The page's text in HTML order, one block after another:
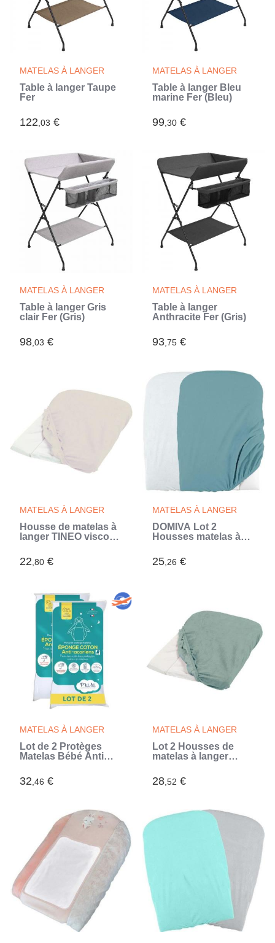
MATELAS À LANGER
Table à langer Taupe
Fer
122,03 €
MATELAS À LANGER
Table à langer Bleu
marine Fer (Bleu)
99,30 €
MATELAS À LANGER
Table à langer Gris
clair Fer (Gris)
98,03 €
MATELAS À LANGER
Table à langer
Anthracite Fer (Gris)
93,75 €
MATELAS À LANGER
Housse de matelas à
langer TINEO viscose
22,80 €
MATELAS À LANGER
DOMIVA Lot 2
Housses matelas à
polycoton - Oeko-
Tex® - Blanc/Nile - 50
25,26 €
MATELAS À LANGER
Lot de 2 Protèges
Matelas Bébé Anti
- Alèse Imperméable -
Bouclette 100% coton
32,46 €
MATELAS À LANGER
Lot 2 Housses de
matelas à langer
(Vert)
28,52 €